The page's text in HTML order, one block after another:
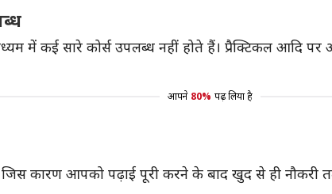
में कई सारे कोर्स उपलब्ध नहीं होते हैं। प्रैक्टिकल आदि
आपने 80% पढ़ लिया है
कारण आपको पढ़ाई पूरी करने के बाद खुद से ही नौकरी